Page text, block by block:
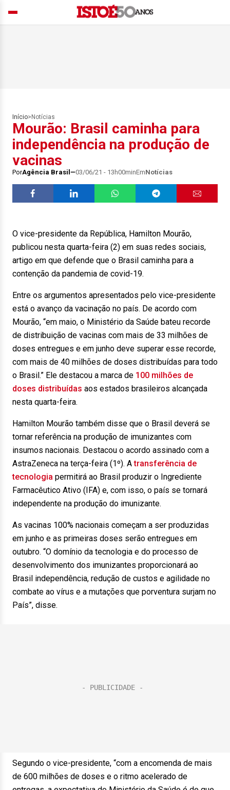
Início> Notícias
Mourão: Brasil caminha para
independência na produção de
vacinas
PorAgência Brasil 03/06/21 - 13h00minEmNotícias
O vice-presidente da República, Hamilton Mourão,
publicou nesta quarta-feira (2) em suas redes sociais,
artigo em que defende que o Brasil caminha para a
contenção da pandemia de covid-19.
Entre os argumentos apresentados pelo vice-presidente
está o avanço da vacinação no país. De acordo com
Mourão, “em maio, o Ministério da Saúde bateu recorde
de distribuição de vacinas com mais de 33 milhões de
doses entregues e em junho deve superar esse recorde,
com mais de 40 milhões de doses distribuídas para todo
o Brasil.” Ele destacou a marca de 100 milhões de
doses distribuídas aos estados brasileiros alcançada
nesta quarta-feira.
Hamilton Mourão também disse que o Brasil deverá se
tornar referência na produção de imunizantes com
insumos nacionais. Destacou o acordo assinado com a
AstraZeneca na terça-feira (1º). Atransferência de
tecnologia permitirá ao Brasil produzir o Ingrediente
Farmacêutico Ativo (IFA) e, com isso, o país se tornará
independente na produção do imunizante.
As vacinas 100% nacionais começam a ser produzidas
em junho e as primeiras doses serão entregues em
outubro. “O domínio da tecnologia e do processo de
desenvolvimento dos imunizantes proporcionará ao
Brasil independência, redução de custos e agilidade no
combate ao vírus e a mutações que porventura surjam no
País”, disse.
Segundo o vice-presidente, “com a encomenda de mais
de 600 milhões de doses e o ritmo acelerado de